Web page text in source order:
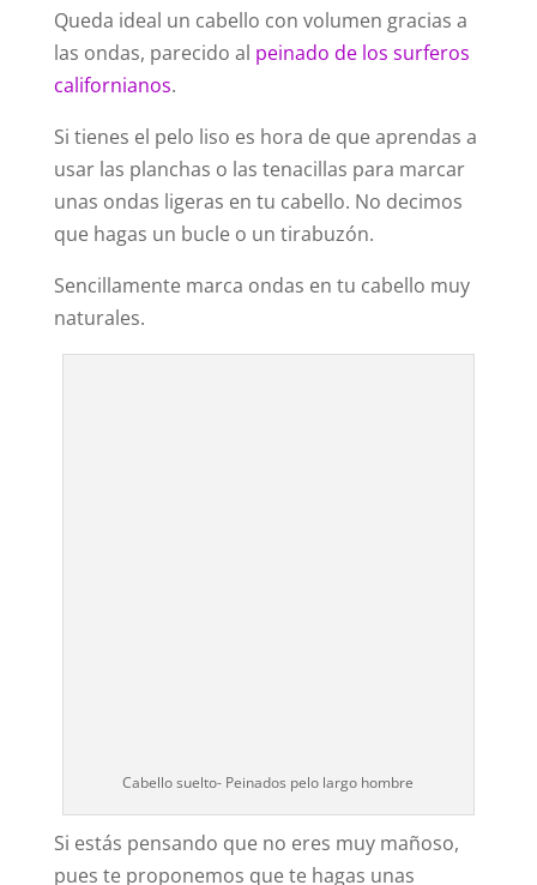
Queda ideal un cabello con volumen gracias a
las ondas, parecido al peinado de los surferos
californianos.
Si tienes el pelo liso es hora de que aprendas a
usar las planchas o las tenacillas para marcar
unas ondas ligeras en tu cabello. No decimos
que hagas un bucle o un tirabuzón.
Sencillamente marca ondas en tu cabello muy
naturales.
Cabello suelto- Peinados pelo largo hombre
Si estás pensando que no eres muy mañoso,
pues te proponemos que te hagas unas